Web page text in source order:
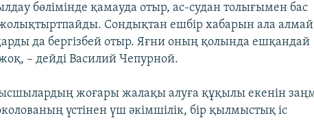
бөлімінде қамауда отыр, ас-судан толығымен бас
Сондықтан ешбір хабарын ала алмай
да бергізбей отыр. Яғни оның қолында ешқандай
– дейді Василий Чепурной.
жоғары жалақы алуға құқылы екенін
үстінен үш әкімшілік, бір қылмыстық іс